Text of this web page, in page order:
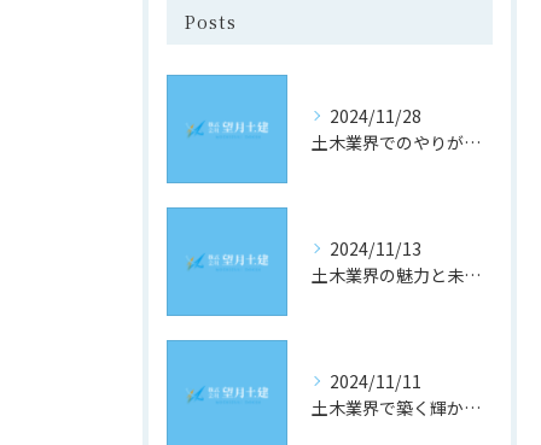
Posts
2024/11/28
土木業界でのやりがいと成長の道
2024/11/13
土木業界の魅力と未来への道
2024/11/11
土木業界で築く輝かしい未来